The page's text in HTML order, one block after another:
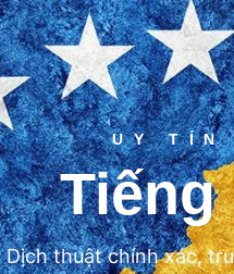
UY
Tiếng
Dịch thuật chính xác,